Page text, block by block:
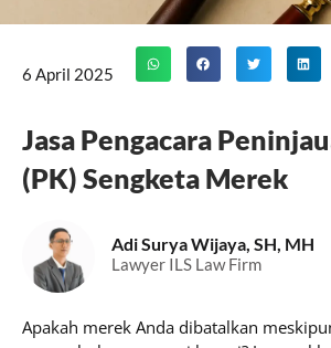
6 April 2025
Jasa Pengacara
(PK) Sengketa Merek
Adi Surya Wijaya, SH, MH
Lawyer ILS Law Firm
Apakah merek Anda dibatalkan